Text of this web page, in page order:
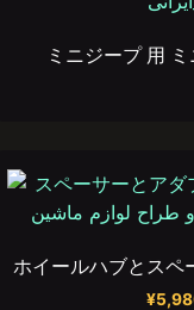
ミニジープ 用
ホイールハブとスペ
¥